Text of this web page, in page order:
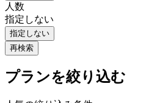
人数
指定しない
指定しない
再検索
プランを絞り込む